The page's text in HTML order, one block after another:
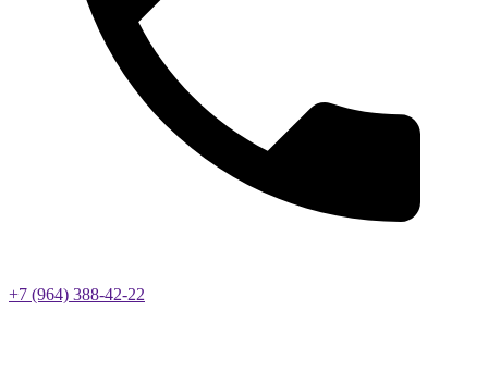
+7 (964) 388-42-22